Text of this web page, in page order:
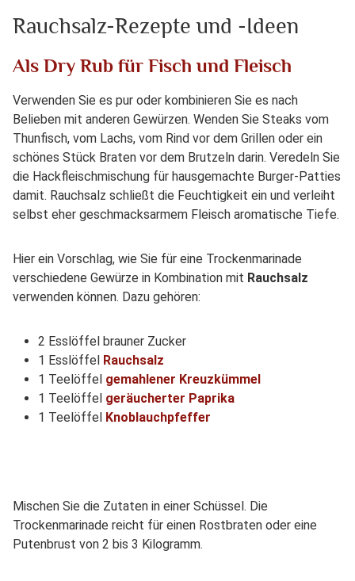
Rauchsalz-Rezepte und -Ideen
Als Dry Rub für Fisch und Fleisch
Verwenden Sie es pur oder kombinieren Sie es nach
Belieben mit anderen Gewürzen. Wenden Sie Steaks vom
Thunfisch, vom Lachs, vom Rind vor dem Grillen oder ein
schönes Stück Braten vor dem Brutzeln darin. Veredeln Sie
die Hackfleischmischung für hausgemachte Burger-Patties
damit. Rauchsalz schließt die Feuchtigkeit ein und verleiht
selbst eher geschmacksarmem Fleisch aromatische Tiefe.
Hier ein Vorschlag, wie Sie für eine Trockenmarinade
verschiedene Gewürze in Kombination mit Rauchsalz
verwenden können. Dazu gehören:
2 Esslöffel brauner Zucker
1 Esslöffel
Rauchsalz
1 Teelöffel gemahlener Kreuzkümmel
1 Teelöffel geräucherter Paprika
1 Teelöffel
Knoblauchpfeffer
Mischen Sie die Zutaten in einer Schüssel. Die
Trockenmarinade reicht für einen Rostbraten oder eine
Putenbrust von 2 bis 3 Kilogramm.